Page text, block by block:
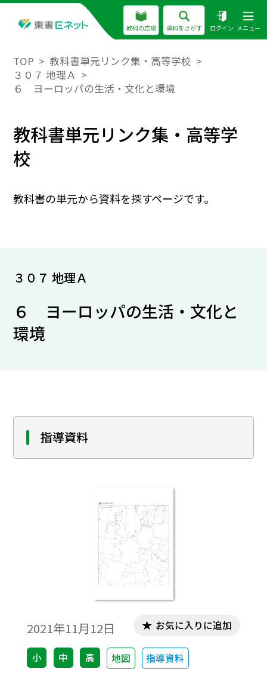
教科の広場 資料をさがす ログイン メニュー
TOP
教科書単元リンク集・高等学校
３０７ 地理Ａ
６ ヨーロッパの生活・文化と環境
教科書単元リンク集・高等学
校
教科書の単元から資料を探すページです。
３０７ 地理Ａ
６ ヨーロッパの生活・文化と
環境
指導資料
2021年11月12日
小 中 高 地図 指導資料
お気に入りに追加